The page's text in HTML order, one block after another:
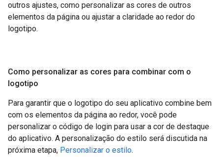
outros ajustes, como personalizar as cores de outros
elementos da página ou ajustar a claridade ao redor do
logotipo.
Como personalizar as cores para combinar com o
logotipo
Para garantir que o logotipo do seu aplicativo combine bem
com os elementos da página ao redor, você pode
personalizar o código de login para usar a cor de destaque
do aplicativo. A personalização do estilo será discutida na
próxima etapa, Personalizar o estilo.